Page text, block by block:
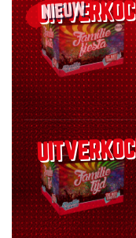
NIEUW